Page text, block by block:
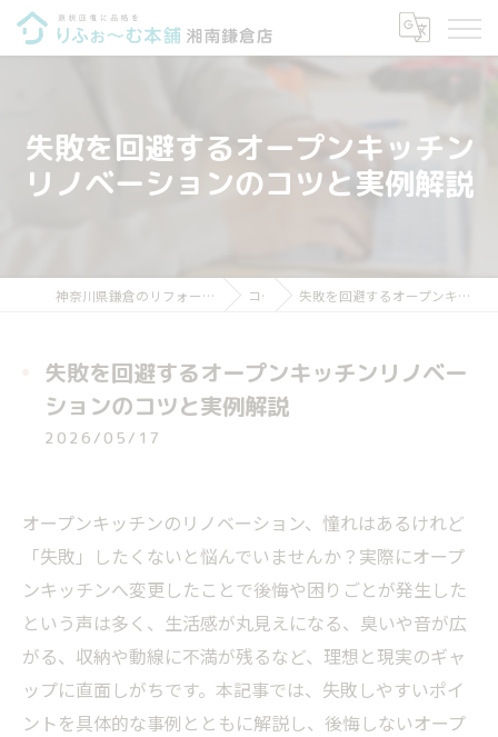
失敗を回避するオープンキッチン
リノベーションのコツと実例解説
神奈川県鎌倉のリフォームならりふぉ～む本舗 湘南鎌倉店 コラム 失敗を回避するオープンキッチンリノベーションのコツと実例解説
失敗を回避するオープンキッチンリノベー
ションのコツと実例解説
2026/05/17
オープンキッチンのリノベーション、憧れはあるけれど
「失敗」したくないと悩んでいませんか？実際にオープ
ンキッチンへ変更したことで後悔や困りごとが発生した
という声は多く、生活感が丸見えになる、臭いや音が広
がる、収納や動線に不満が残るなど、理想と現実のギャ
ップに直面しがちです。本記事では、失敗しやすいポイ
ントを具体的な事例とともに解説し、後悔しないオープ